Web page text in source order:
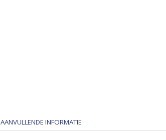
AANVULLENDE INFORMATIE